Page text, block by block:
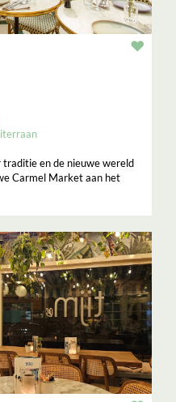
traditie en de nieuwe wereld
Carmel Market aan het